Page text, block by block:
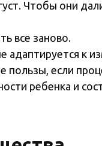
Чтобы они
все заново.
адаптируется к
если
ребенка и